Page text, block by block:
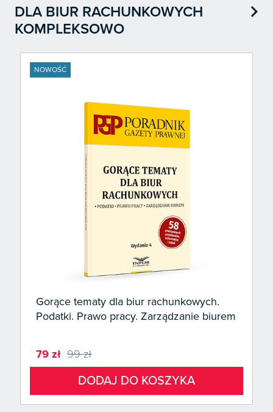
DLA BIUR RACHUNKOWYCH
KOMPLEKSOWO

NOWOŚĆ
Gorące tematy dla biur rachunkowych.
Podatki. Prawo pracy. Zarządzanie biurem
79 zł 99 zł
DODAJ DO KOSZYKA